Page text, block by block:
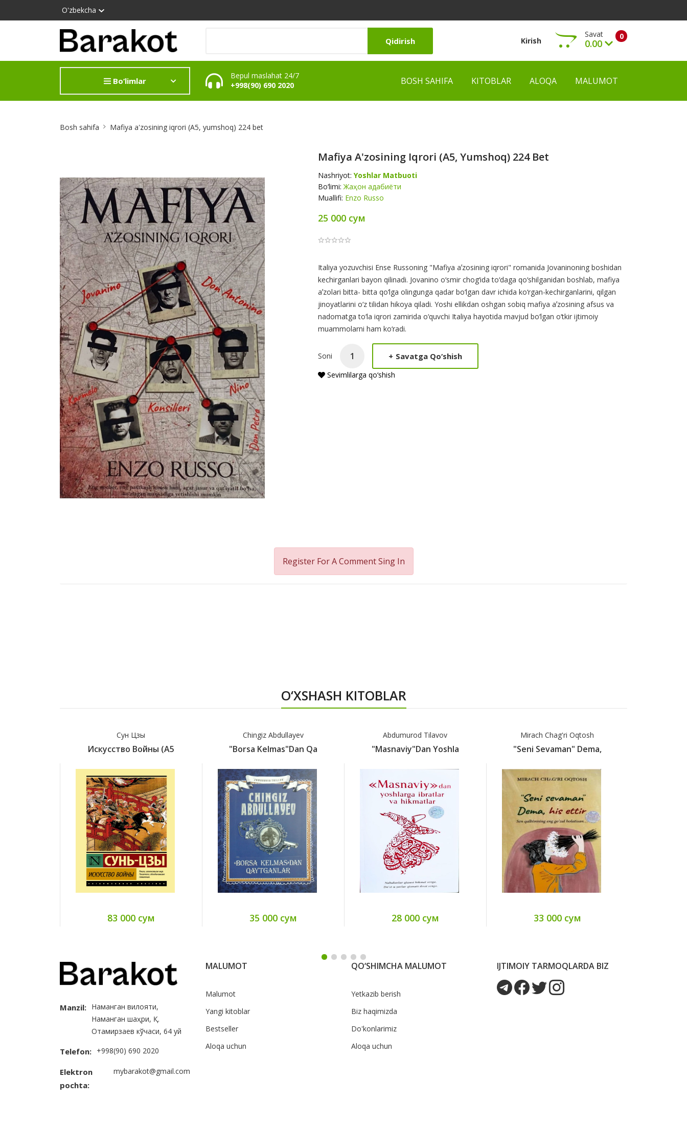
O'zbekcha
Qidirish Kirish 0
Savat
0.00
Ko‘rish
Bo‘limlar
Bepul maslahat 24/7
+998(90) 690 2020
BOSH SAHIFA KITOBLAR ALOQA MALUMOT
Bosh sahifa Mafiya a'zosining iqrori (А5, yumshoq) 224 bet
Mafiya A'zosining Iqrori (А5, Yumshoq) 224 Bet
Nashriyot: Yoshlar Matbuoti
Bo‘limi:Жаҳон адабиёти
Muallifi: Enzo Russo
25 000 сум
Product
Summery
Italiya yozuvchisi Ense Russoning "Mafiya aʼzosining iqrori" romanida Jovaninoning boshidan
kechirganlari bayon qilinadi. Jovanino o‘smir chog‘ida to‘daga qo‘shilganidan boshlab, mafiya
aʼzolari bitta- bitta qo‘lga olingunga qadar bo‘lgan davr ichida ko‘rgan-kechirganlarini, qilgan
jinoyatlarini o‘z tilidan hikoya qiladi. Yoshi ellikdan oshgan sobiq mafiya aʼzosining afsus va
nadomatga to‘la iqrori zamirida o‘quvchi Italiya hayotida mavjud bo‘lgan o‘tkir ijtimoiy
muammolarni ham ko‘radi.
Soni + Savatga Qo‘shish
Sevimlilarga qo‘shish
Register For A CommentSing In
O‘XSHASH KITOBLAR
Сун Цзы
Искусство Войны (А5
83 000 сум
Chingiz Abdullayev
"Borsa Kelmas"dan Qa
35 000 сум
Abdumurod Tilavov
"Masnaviy"dan Yoshla
28 000 сум
Mirach Chag'ri Oqtosh
"Seni Sevaman" Dema,
33 000 сум
Manzil: Наманган вилояти,
Наманган шаҳри, Қ.
Отамирзаев кўчаси, 64 уй
Telefon: +998(90) 690 2020
Elektron
pochta:
mybarakot@gmail.com
MALUMOT
Malumot
Yangi kitoblar
Bestseller
Aloqa uchun
QO‘SHIMCHA MALUMOT
Yetkazib berish
Biz haqimizda
Do'konlarimiz
Aloqa uchun
IJTIMOIY TARMOQLARDA BIZ